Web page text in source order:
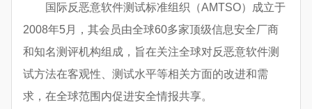
国际反恶意软件测试标准组织（AMTSO）成立于
2008年5月，其会员由全球60多家顶级信息安全厂商
和知名测评机构组成，旨在关注全球对反恶意软件测
试方法在客观性、测试水平等相关方面的改进和需
求，在全球范围内促进安全情报共享。